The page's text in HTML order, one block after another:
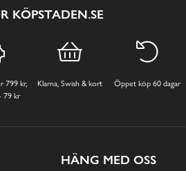
KÖPSTADEN.SE
799 kr,
79 kr
Klarna, Swish & kort Öppet köp 60 dagar
HÄNG MED OSS